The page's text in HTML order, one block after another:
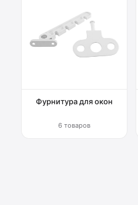
Фурнитура для окон
6 товаров